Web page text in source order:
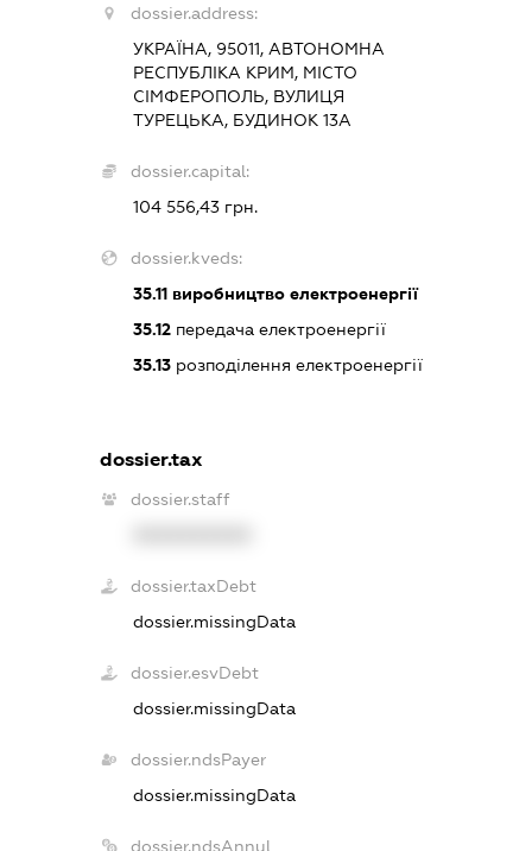
dossier.address:
УКРАЇНА, 95011, АВТОНОМНА
РЕСПУБЛІКА КРИМ, МІСТО
СІМФЕРОПОЛЬ, ВУЛИЦЯ
ТУРЕЦЬКА, БУДИНОК 13А
dossier.capital:
104 556,43 грн.
dossier.kveds:
35.11 виробництво електроенергії
35.12 передача електроенергії
35.13 розподілення електроенергії
dossier.tax
dossier.staff
dossier.taxDebt
dossier.missingData
dossier.esvDebt
dossier.missingData
dossier.ndsPayer
dossier.missingData
dossier.ndsAnnul